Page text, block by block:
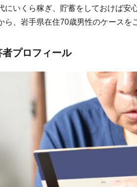
にいくら稼ぎ、貯蓄をしておけば安
ら、岩手県在住70歳男性のケースを
者プロフィール